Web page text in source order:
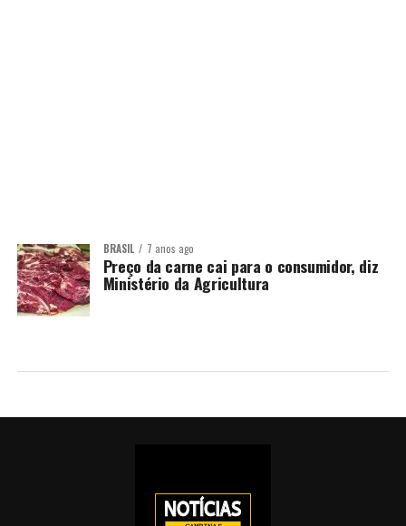
BRASIL 7 anos ago
Preço da carne cai para o consumidor, diz
Ministério da Agricultura